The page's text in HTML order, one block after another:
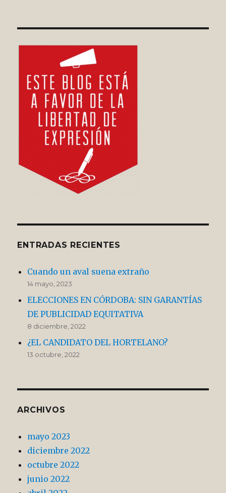
ENTRADAS RECIENTES
Cuando un aval suena extraño
14 mayo, 2023
ELECCIONES EN CÓRDOBA: SIN GARANTÍAS
DE PUBLICIDAD EQUITATIVA
8 diciembre, 2022
¿EL CANDIDATO DEL HORTELANO?
13 octubre, 2022
ARCHIVOS
mayo 2023
diciembre 2022
octubre 2022
junio 2022